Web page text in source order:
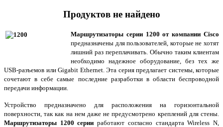
Продуктов не найдено
Маршрутизаторы серии 1200 от компании Cisco
предназначены для пользователей, которые не хотят
лишний раз переплачивать. Обычно таким клиентам
необходимо надежное оборудование, без тех же
USB-разъемов или Gigabit Ethernet. Эта серия предлагает системы, которые
сочетают в себе самые последние разработки в области беспроводной
передачи информации.
Устройство предназначено для расположения на горизонтальной
поверхности, так как на нем даже не предусмотрено креплений для стены.
Маршрутизаторы 1200 серии работают согласно стандартаWireless N